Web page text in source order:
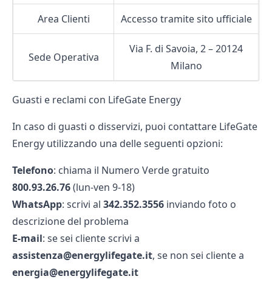
Area Clienti Accesso tramite sito ufficiale
Sede Operativa
Via F. di Savoia, 2 – 20124
Milano
Guasti e reclami con LifeGate Energy
In caso di guasti o disservizi, puoi contattare LifeGate
Energy utilizzando una delle seguenti opzioni:
Telefono: chiama il Numero Verde gratuito
800.93.26.76(lun‑ven 9‑18)
WhatsApp: scrivi al 342.352.3556 inviando foto o
descrizione del problema
E‑mail: se sei cliente scrivi a
assistenza@energylifegate.it, se non sei cliente a
energia@energylifegate.it